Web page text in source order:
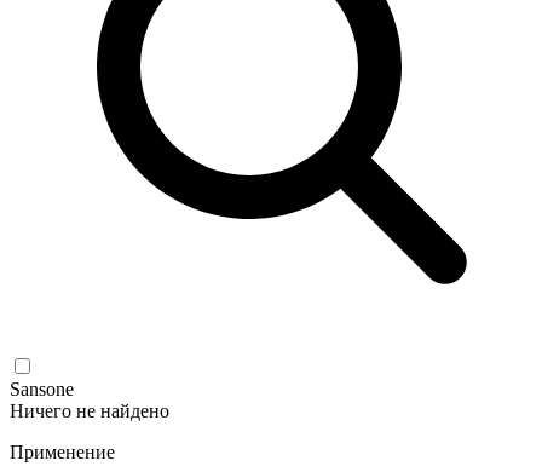
Sansone
Ничего не найдено
Применение